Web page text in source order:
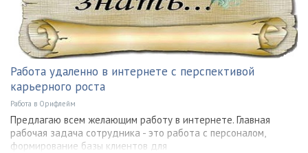
Работа удаленно в интернете с перспективой
карьерного роста
Работа в Орифлейм
Предлагаю всем желающим работу в интернете. Главная
рабочая задача сотрудника - это работа с персоналом,
формирование базы клиентов для